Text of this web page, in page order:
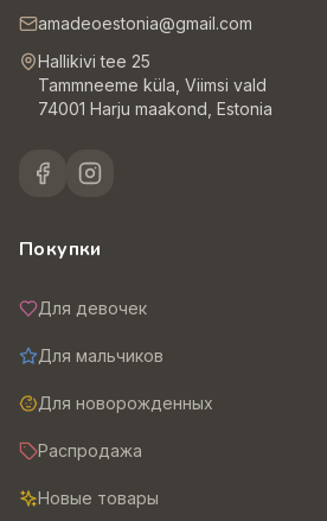
amadeoestonia@gmail.com
Hallikivi tee 25
Tammneeme küla, Viimsi vald
74001 Harju maakond, Estonia
Покупки
Для девочек
Для мальчиков
Для новорожденных
Распродажа
Новые товары